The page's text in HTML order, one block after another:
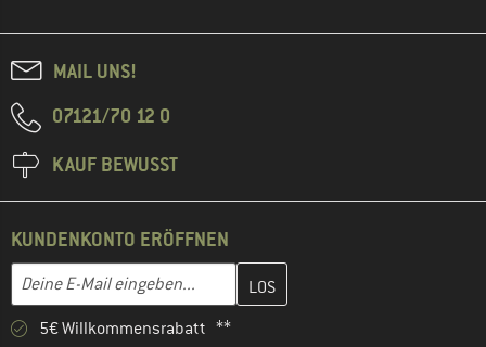
MAIL UNS!
07121/70 12 0
KAUF BEWUSST
KUNDENKONTO ERÖFFNEN
E-Mail-Adresse
Gib hier deine E-Mail-Adresse ein und erstelle im nächsten
5€ Willkommensrabatt **